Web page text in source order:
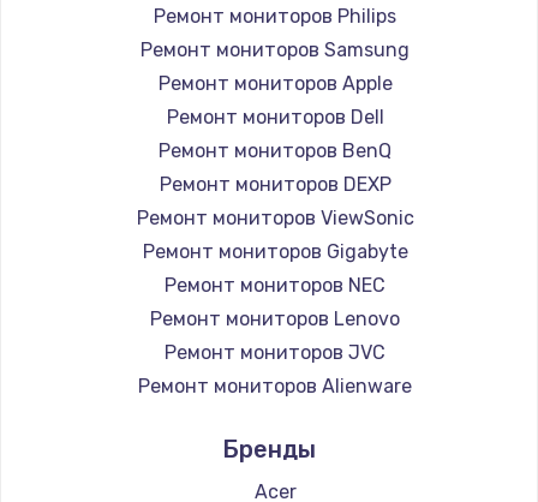
1260 руб.
Заказать
Ремонт петель крышки
990 руб.
Заказать
Настройка Wi-Fi
1030 руб.
Заказать
Замена шим-контроллера
3900 руб.
Ремонт мониторов Philips
Ремонт мониторов Samsung
Ремонт мониторов Apple
Ремонт мониторов Dell
Ремонт мониторов BenQ
Ремонт мониторов DEXP
Ремонт мониторов ViewSonic
Ремонт мониторов Gigabyte
Ремонт мониторов NEC
Ремонт мониторов Lenovo
Ремонт мониторов JVC
Ремонт мониторов Alienware
Ремонт мониторов Thunderobot
Ремонт мониторов Hisense
Бренды
Acer